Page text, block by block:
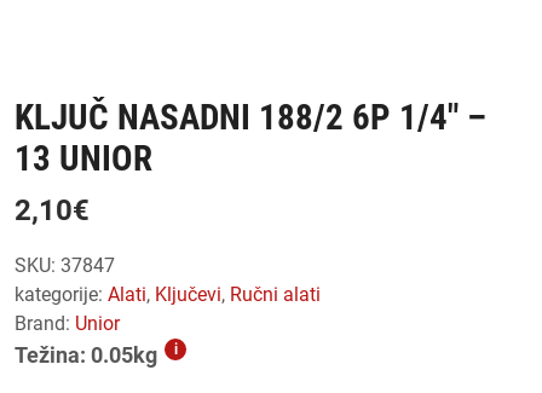
KLJUČ NASADNI 188/2 6P 1/4″ –
13 UNIOR
2,10€
SKU: 37847
kategorije:
alati, ključevi,
ručni alati
Brand: Unior
Težina: 0.05kg i